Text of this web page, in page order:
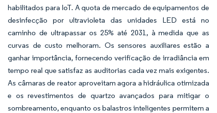
habilitados para IoT. A quota de mercado de equipamentos de
desinfecção por ultravioleta das unidades LED está no
caminho de ultrapassar os 25% até 2031, à medida que as
curvas de custo melhoram. Os sensores auxiliares estão a
ganhar importância, fornecendo verificação de irradiância em
tempo real que satisfaz as auditorias cada vez mais exigentes.
As câmaras de reator aproveitam agora a hidráulica otimizada
e os revestimentos de quartzo avançados para mitigar o
sombreamento, enquanto os balastros inteligentes permitem a